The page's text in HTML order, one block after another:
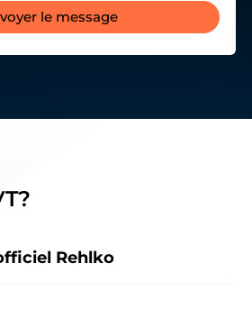
le message
Rehlko